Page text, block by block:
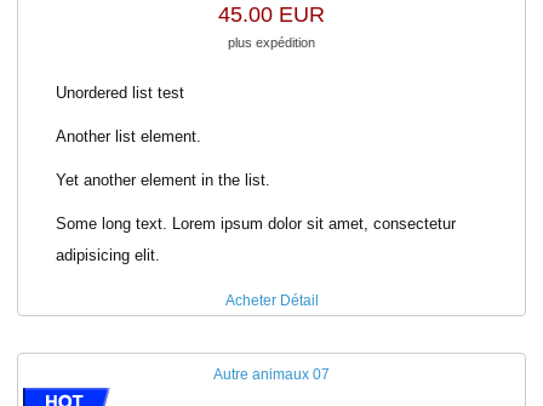
45.00 EUR
plus expédition
Unordered list test
Another list element.
Yet another element in the list.
Some long text. Lorem ipsum dolor sit amet, consectetur
adipisicing elit.
Acheter Détail
Autre animaux 07